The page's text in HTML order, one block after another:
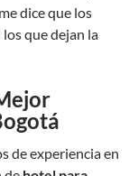
dice que los
que dejan la
de experiencia en